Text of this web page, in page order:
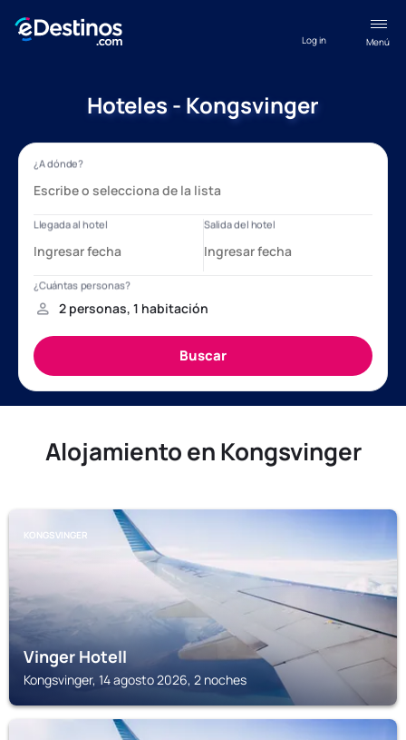
Menú
Log in
Hoteles - Kongsvinger
Alojamiento en Kongsvinger
KONGSVINGER
Vinger Hotell
Kongsvinger, 14 agosto 2026, 2 noches